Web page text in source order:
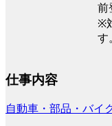
前
※
す
仕事内容
自動車・部品・バイ